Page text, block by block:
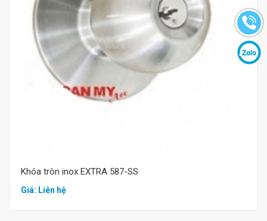
Mua hàng
Khóa tròn inox EXTRA 587-SS
Giá: Liên hệ